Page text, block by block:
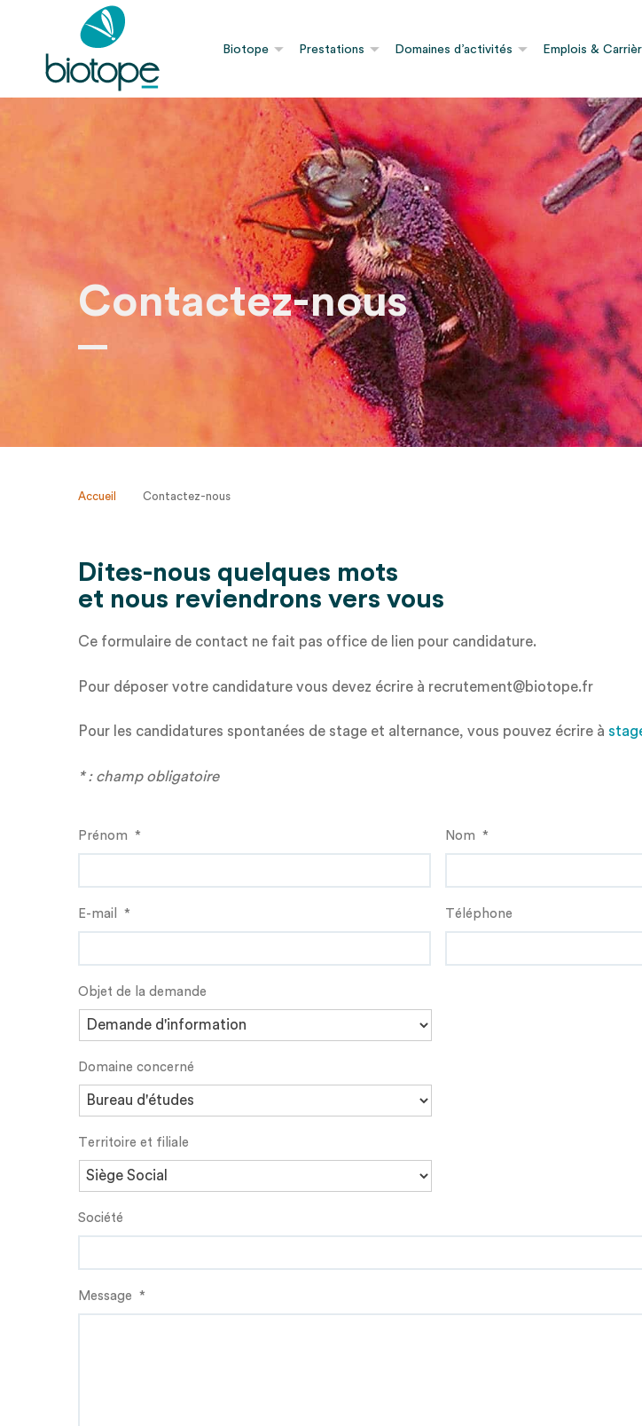
Biotope Prestations Domaines d’activités Emplois &
Contactez-nous
Accueil Contactez-nous
Dites-nous quelques mots
et nous reviendrons vers vous
Ce formulaire de contact ne fait pas office de lien pour candidature.
Pour déposer votre candidature vous devez écrire à recrutement@biotope.fr
Pour les candidatures spontanées de stage et alternance, vous pouvez écrire à
* : champ obligatoire
Prénom * Nom *
E-mail * Téléphone
Objet de la demande
Domaine concerné
Territoire et filiale
Société
Message *